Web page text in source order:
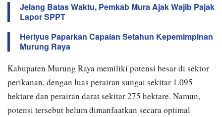
Jelang Batas Waktu, Pemkab Mura Ajak Wajib Pajak
Lapor SPPT
Heriyus Paparkan Capaian Setahun Kepemimpinan
Murung Raya
Kabupaten Murung Raya memiliki potensi besar di sektor
perikanan, dengan luas perairan sungai sekitar 1.095
hektare dan perairan darat sekitar 275 hektare. Namun,
potensi tersebut belum dimanfaatkan secara optimal